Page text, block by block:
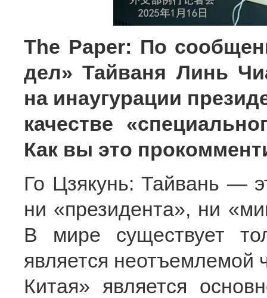
The Paper: По
дел» Тайваня Линь
на инаугурации
качестве
Как вы это
Го Цзякунь: Тайвань —
ни «президента», ни
В мире существует
является неотъемлемой
Китая» является